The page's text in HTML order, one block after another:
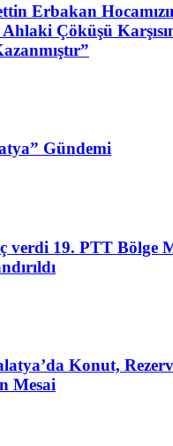
Erbakan
Ahlaki Çöküşü
Gündemi
verdi 19. PTT Bölge
Konut,
Mesai